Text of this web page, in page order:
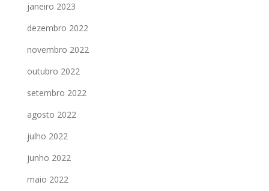
janeiro 2023
dezembro 2022
novembro 2022
outubro 2022
setembro 2022
agosto 2022
julho 2022
junho 2022
maio 2022